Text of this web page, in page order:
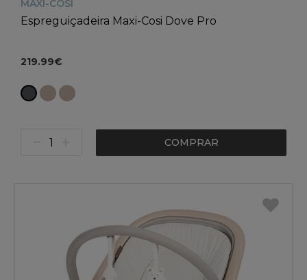
MAXI-COSI
Espreguiçadeira Maxi-Cosi Dove Pro
219.99€
COMPRAR